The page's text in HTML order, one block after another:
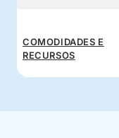
COMODIDADES E
RECURSOS